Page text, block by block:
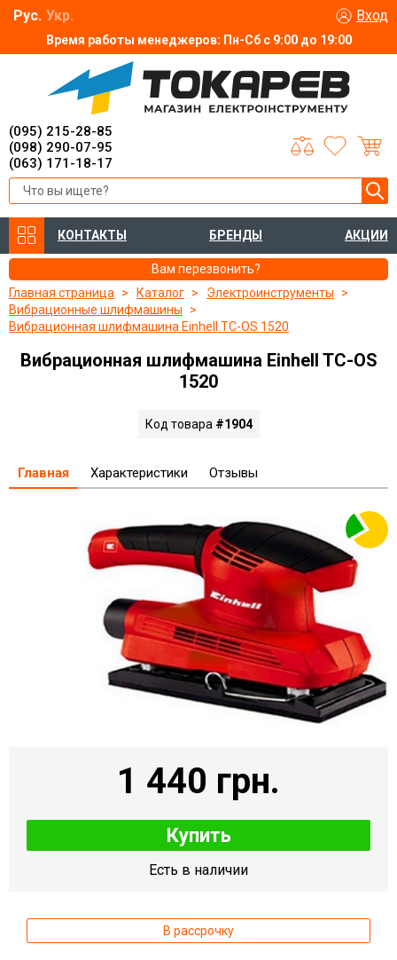
Время работы менеджеров: Пн-Сб с 9:00 до 19:00
Рус. Укр. Вход
(095) 215-28-85
(098) 290-07-95
(063) 171-18-17
КОНТАКТЫ БРЕНДЫ АКЦИИ
Вам перезвонить?
Главная страница
Каталог
Электроинструменты
Вибрационные шлифмашины
Вибрационная шлифмашина Einhell TC-OS 1520
Вибрационная шлифмашина Einhell TC-OS
1520
Код товара #1904
Главная Характеристики Отзывы
1 440 грн.
Купить
Есть в наличии
В рассрочку